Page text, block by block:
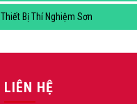
Thiết Bị Thí Nghiệm Sơn
LIÊN HỆ